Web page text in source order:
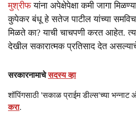
मुश्रीफयांना अपेक्षेपेक्षा कमी जागा
कुपेकर बंधू हे सतेज पाटील यांच्या
मिळते का? याची चाचपणी करत आहेत.
देखील सकारात्मक प्रतिसाद देत
सरकारनामाचेसदस्य व्हा
शॉपिंगसाठी 'सकाळ प्राईम डील्स'च्या भन्नाट
करा.